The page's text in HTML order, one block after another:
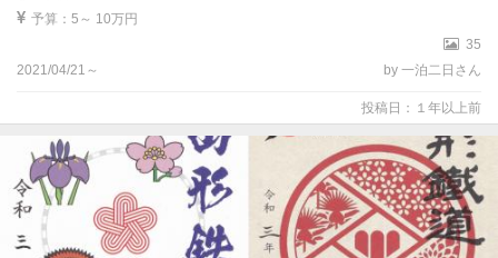
予算：5～ 10万円
35
2021/04/21～
by 一泊二日さん
投稿日：１年以上前